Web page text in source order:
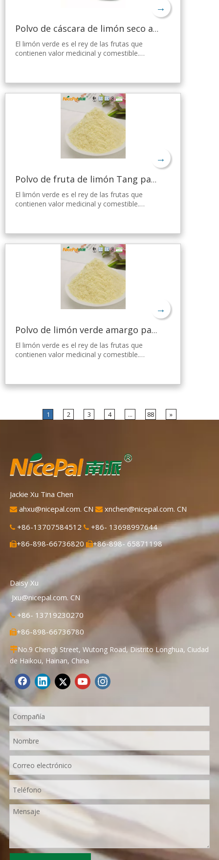
→
Polvo de cáscara de limón seco a granel
El limón verde es el rey de las frutas que
contienen valor medicinal y comestible.
la tecnología y el procesamiento de secado
que mantiene bien su nutrición y aroma a
limón fresco. Disuelto instantáneamente,
→
Polvo de fruta de limón Tang para gelatina
El limón verde es el rey de las frutas que
contienen valor medicinal y comestible.
la tecnología y el procesamiento de secado
que mantiene bien su nutrición y aroma a
limón fresco. Disuelto instantáneamente,
→
Polvo de limón verde amargo para bajar de peso
El limón verde es el rey de las frutas que
contienen valor medicinal y comestible.
la tecnología y el procesamiento de secado
por aspersión más avanzados del mundo,
limón fresco. Disuelto instantáneamente,
fácil de usar.
1 2 3 4 ... 88 »
Jackie Xu Tina Chen
 ahxu@nicepal.com. CN  xnchen@nicepal.com. CN
 +86-13707584512  +86- 13698997644
+86-898-66736820 +86-898- 65871198
Daisy Xu
Jxu@nicepal.com. CN
 +86- 13719230270
+86-898-66736780
No.9 Chengli Street, Wutong Road, Distrito Longhua, Ciudad
de Haikou, Hainan, China